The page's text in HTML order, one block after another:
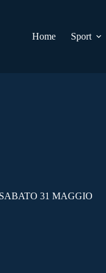
Home
Sport
31 MAGGIO